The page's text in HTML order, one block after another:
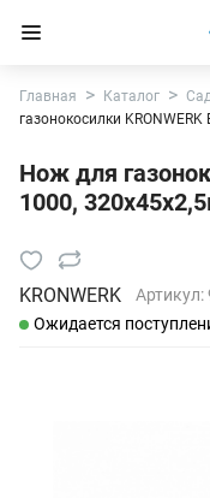
Главная Каталог
газонокосилки
Нож для
1000,
KRONWERK Артикул:
Ожидается